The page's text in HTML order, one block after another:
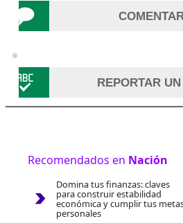
REPORTAR
Recomendados en Nación
Domina tus finanzas: claves
para construir estabilidad
económica y cumplir tus
personales